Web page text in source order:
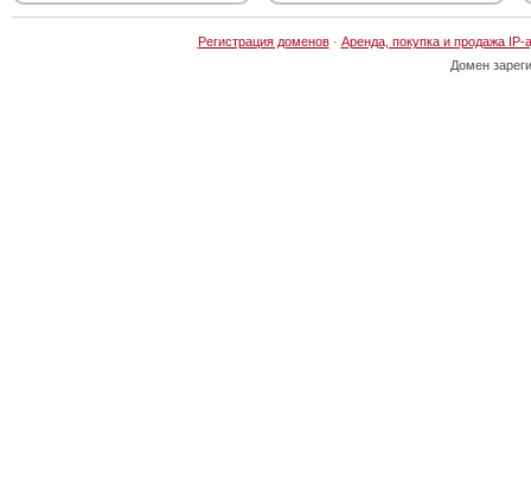
Регистрация доменов· Аренда, покупка и продажа IP-
Домен